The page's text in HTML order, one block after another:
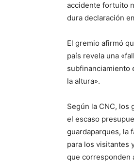
accidente fortuito
dura declaración
El gremio afirmó
país revela una
subfinanciamiento
la altura».
Según la CNC, los
el escaso
guardaparques, la
para los visitantes
que corresponden